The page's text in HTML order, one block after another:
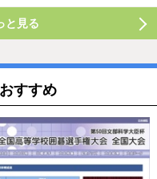
と見る
すすめ